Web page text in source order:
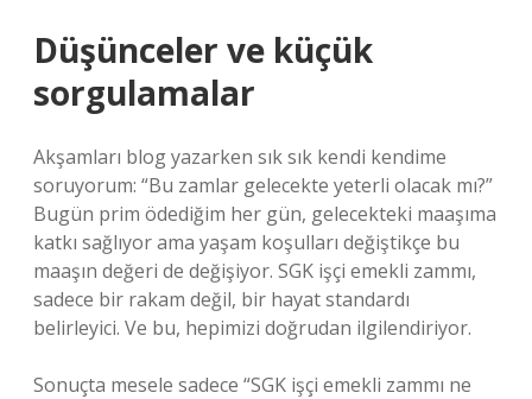
Düşünceler ve küçük
sorgulamalar
Akşamları blog yazarken sık sık kendi kendime
soruyorum: “Bu zamlar gelecekte yeterli olacak mı?”
Bugün prim ödediğim her gün, gelecekteki maaşıma
katkı sağlıyor ama yaşam koşulları değiştikçe bu
maaşın değeri de değişiyor. SGK işçi emekli zammı,
sadece bir rakam değil, bir hayat standardı
belirleyici. Ve bu, hepimizi doğrudan ilgilendiriyor.
Sonuçta mesele sadece “SGK işçi emekli zammı ne